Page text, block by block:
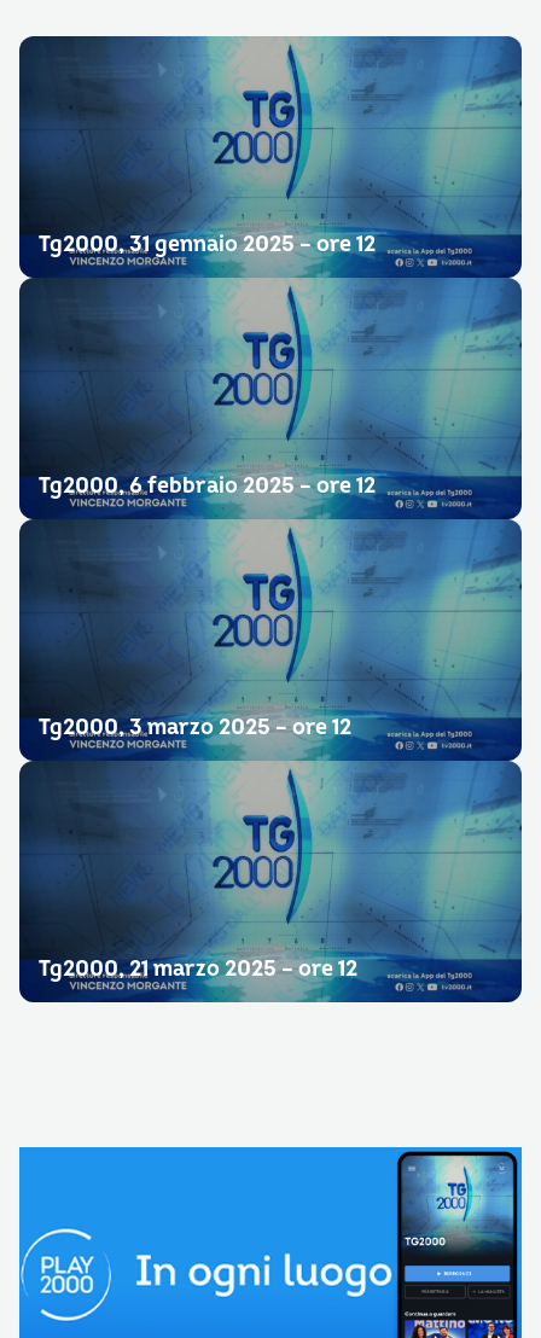
Tg2000, 31 gennaio 2025 – ore 12
Tg2000, 6 febbraio 2025 – ore 12
Tg2000, 3 marzo 2025 – ore 12
Tg2000, 21 marzo 2025 – ore 12